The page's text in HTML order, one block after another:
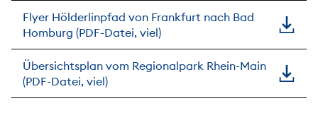
Flyer Hölderlinpfad von Frankfurt nach Bad
Homburg (PDF-Datei, viel)
Übersichtsplan vom Regionalpark Rhein-Main
(PDF-Datei, viel)